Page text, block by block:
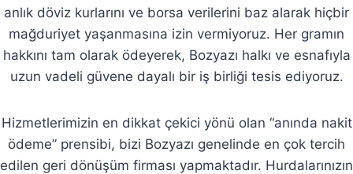
anlık döviz kurlarını ve borsa verilerini baz alarak hiçbir
mağduriyet yaşanmasına izin vermiyoruz. Her gramın
hakkını tam olarak ödeyerek, Bozyazı halkı ve esnafıyla
uzun vadeli güvene dayalı bir iş birliği tesis ediyoruz.
Hizmetlerimizin en dikkat çekici yönü olan “anında nakit
ödeme” prensibi, bizi Bozyazı genelinde en çok tercih
edilen geri dönüşüm firması yapmaktadır. Hurdalarınızın